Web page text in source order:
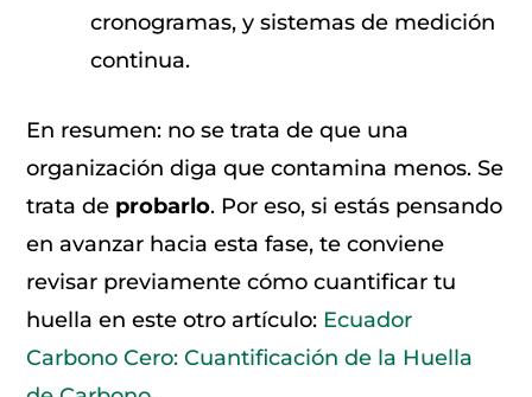
cronogramas, y sistemas de medición
continua.
En resumen: no se trata de que una
organización diga que contamina menos. Se
trata de probarlo. Por eso, si estás pensando
en avanzar hacia esta fase, te conviene
revisar previamente cómo cuantificar tu
huella en este otro artículo: Ecuador
Carbono Cero: Cuantificación de la Huella